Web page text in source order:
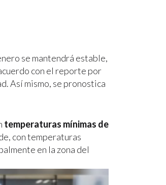
se mantendrá estable,
con el reporte por
Así mismo, se pronostica
temperaturas mínimas de
con temperaturas
en la zona del